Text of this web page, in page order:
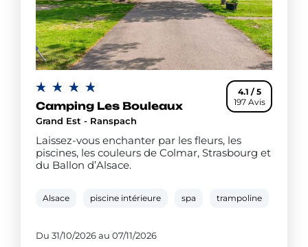
chaleureuse. Venez vivre des vacances en camping
enAlsace, où chaque membre de la famille trouvera
son bonheur.
4.1 / 5
197 Avis
Camping Les Bouleaux
Grand Est - Ranspach
Laissez-vous enchanter par les fleurs, les
piscines, les couleurs de Colmar, Strasbourg et
du Ballon d’Alsace.
Alsace piscine intérieure spa trampoline
Du 31/10/2026 au 07/11/2026